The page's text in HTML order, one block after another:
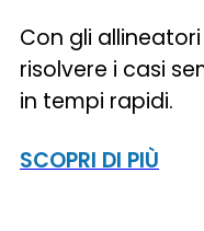
Con gli
risolvere i casi
in tempi rapidi.
SCOPRI DI PIÙ